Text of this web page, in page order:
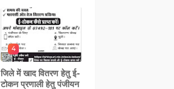
4
जिले में खाद वितरण हेतु ई-
टोकन प्रणाली हेतु पंजीयन